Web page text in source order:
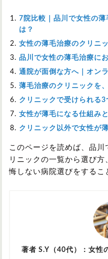
7院比較｜品川で女性の
は？
女性の薄毛治療のクリニ
品川で女性の薄毛治療に
通院が面倒な方へ｜オン
薄毛治療のクリニックを
クリニックで受けられる3
女性が薄毛になる仕組み
クリニック以外で女性が
このページを読めば、品
リニックの一覧から選び
悔しない病院選びをするこ
著者 S.Y（40代）：女性